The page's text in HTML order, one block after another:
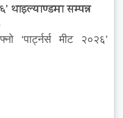
थाइल्याण्डमा सम्पन्न
‘पार्ट्नर्स मीट २०२६’